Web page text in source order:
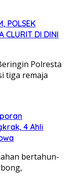
POLSEK
CLURIT DI DINI
Polresta
tiga remaja
4 Ahli
bertahun-